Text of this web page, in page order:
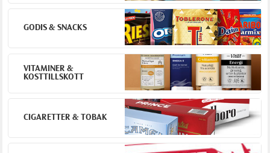
GODIS & SNACKS
VITAMINER &
KOSTTILLSKOTT
CIGARETTER & TOBAK